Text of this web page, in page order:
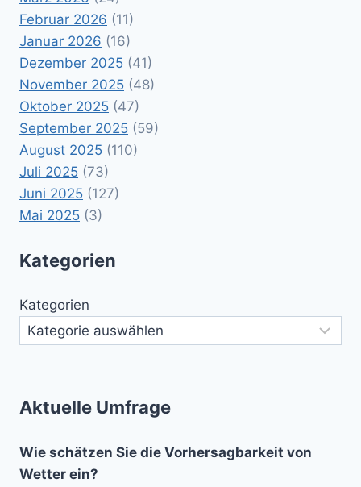
Februar 2026 (11)
Januar 2026 (16)
Dezember 2025 (41)
November 2025 (48)
Oktober 2025 (47)
September 2025 (59)
August 2025 (110)
Juli 2025 (73)
Juni 2025 (127)
Mai 2025 (3)
Kategorien
Kategorien
Aktuelle Umfrage
Wie schätzen Sie die Vorhersagbarkeit von
Wetter ein?